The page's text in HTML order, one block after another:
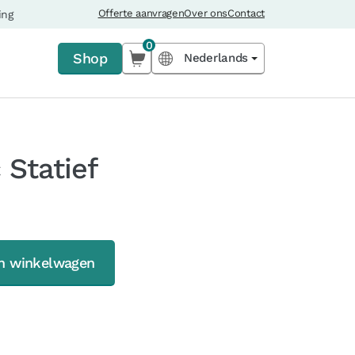
Offerte aanvragenOver onsContact
Shop
0
Nederlands
Statief
winkelwagen